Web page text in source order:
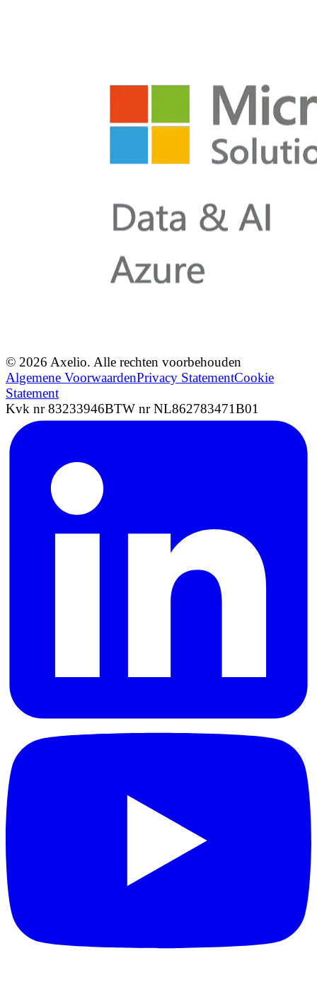
© 2026 Axelio. Alle rechten voorbehouden
Algemene VoorwaardenPrivacy StatementCookie
Statement
Kvk nr 83233946BTW nr NL862783471B01